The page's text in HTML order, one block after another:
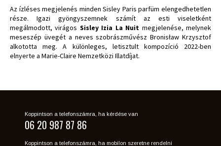
Az ízléses megjelenés minden Sisley Paris parfüm elengedhetetlen
része. Igazi gyöngyszemnek számít az esti viseletként
megálmodott, virágos Sisley Izia La Nuit megjelenése, melynek
meseszép üvegét a neves szobrászművész Bronisław Krzysztof
alkototta meg. A különleges, letisztult kompozíció 2022-ben
elnyerte a Marie-Claire Nemzetközi Illatdíjat.
Koppintson a telefonszámra, ha kérdése van
06 20 987 87 86
Koppintson a telefonszámra, ha mobilon szeretne rendelni